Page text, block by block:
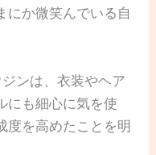
にか微笑んでいる自
ジンは、衣装やヘア
にも細心に気を使
度を高めたことを明